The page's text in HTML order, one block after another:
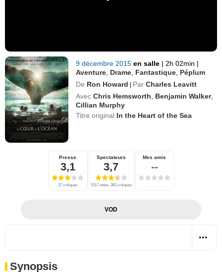
9 décembre 2015en salle | 2h 02min |
Aventure Drame Fantastique Péplum
De Ron Howard | Par Charles Leavitt
Avec Chris Hemsworth Benjamin Walker,
Cillian Murphy
Titre original In the Heart of the Sea
Presse
3,1
27 critiques
Spectateurs
3,7
5317 notes, 363 critiques
Mes amis
--
VOD
Synopsis